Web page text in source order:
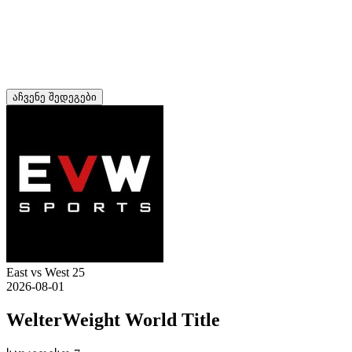
აჩვენე შედეგები
East vs West 25
2026-08-01
WelterWeight World Title